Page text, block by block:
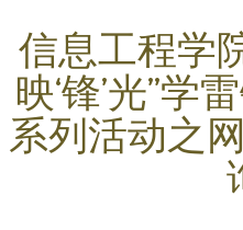
信息工程学
映‘锋’光”学
系列活动之